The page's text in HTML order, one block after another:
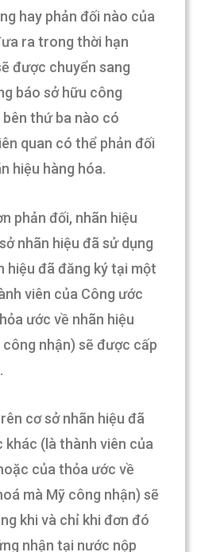
hay phản đối nào của
ra trong thời hạn
được chuyển sang
báo sở hữu công
thứ ba nào có
quan có thể phản đối
hiệu hàng hóa.
phản đối, nhãn hiệu
nhãn hiệu đã sử dụng
hiệu đã đăng ký tại một
viên của Công ước
ước về nhãn hiệu
công nhận) sẽ được cấp
cơ sở nhãn hiệu đã
khác (là thành viên của
của thỏa ước về
mà Mỹ công nhận) sẽ
khi và chỉ khi đơn đó
nhận tại nước nộp